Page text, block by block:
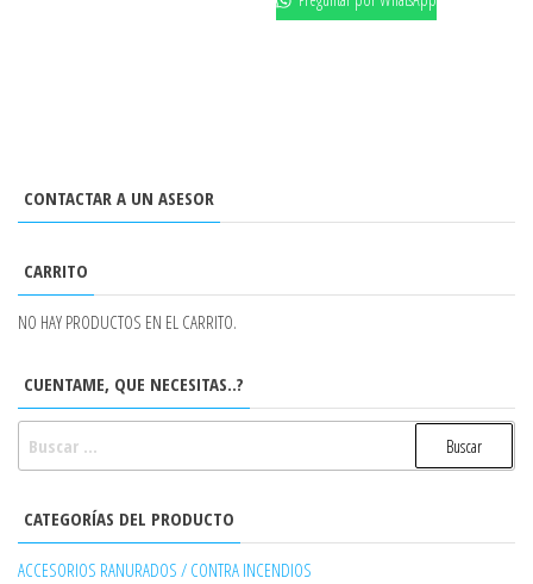
CONTACTAR A UN ASESOR
CARRITO
NO HAY PRODUCTOS EN EL CARRITO.
CUENTAME, QUE NECESITAS..?
CATEGORÍAS DEL PRODUCTO
ACCESORIOS RANURADOS / CONTRA INCENDIOS